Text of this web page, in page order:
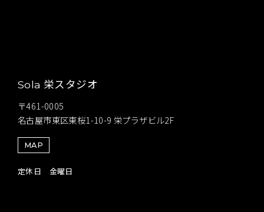
Sola 栄スタジオ
〒461-0005
名古屋市東区東桜1-10-9 栄プラザビル2F
MAP
定休日 金曜日